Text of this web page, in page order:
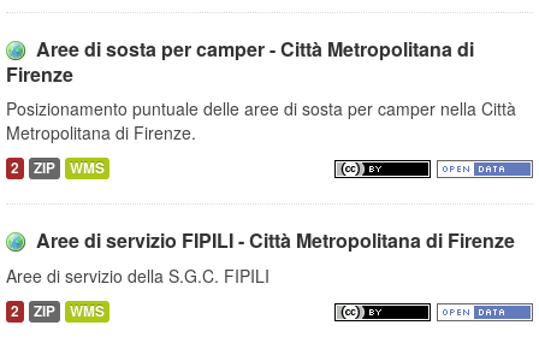
Aree di sosta per camper - Città Metropolitana di
Firenze
Posizionamento puntuale delle aree di sosta per camper nella Città
Metropolitana di Firenze.
2 ZIP WMS
Aree di servizio FIPILI - Città Metropolitana di Firenze
Aree di servizio della S.G.C. FIPILI
2 ZIP WMS